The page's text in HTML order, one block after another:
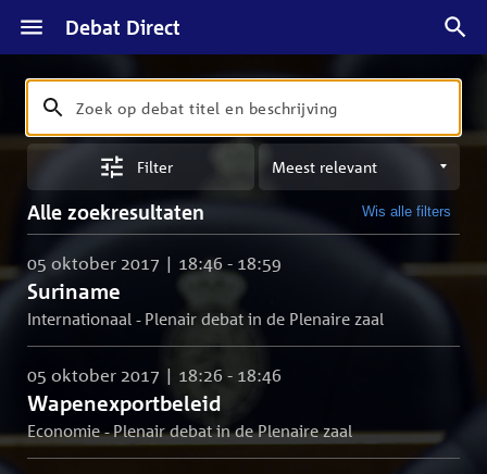
Debat Direct
Zoeken
Zoek
op
en
beschrijving
Filter
Sorteren
op
meest
Alle zoekresultaten Wis alle filters
Suriname
05 oktober 2017 | 18:46 - 18:59
Internationaal - Plenair debat in de Plenaire zaal
Wapenexportbeleid
05 oktober 2017 | 18:26 - 18:46
Economie - Plenair debat in de Plenaire zaal